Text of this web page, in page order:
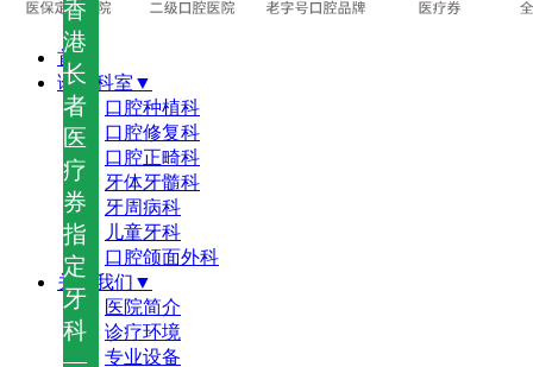
香
港
长
者
医
疗
券
指
定
牙
科
—
首页
诊疗科室▼
口腔种植科
口腔修复科
口腔正畸科
牙体牙髓科
牙周病科
儿童牙科
口腔颌面外科
关于我们▼
医院简介
诊疗环境
专业设备